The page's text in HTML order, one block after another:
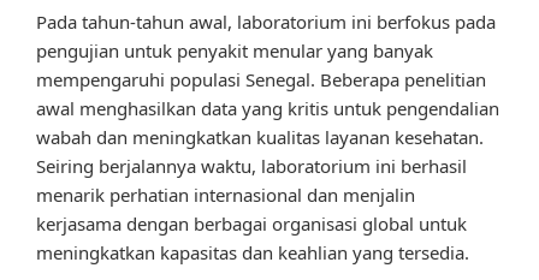
Pada tahun-tahun awal, laboratorium ini berfokus pada
pengujian untuk penyakit menular yang banyak
mempengaruhi populasi Senegal. Beberapa penelitian
awal menghasilkan data yang kritis untuk pengendalian
wabah dan meningkatkan kualitas layanan kesehatan.
Seiring berjalannya waktu, laboratorium ini berhasil
menarik perhatian internasional dan menjalin
kerjasama dengan berbagai organisasi global untuk
meningkatkan kapasitas dan keahlian yang tersedia.